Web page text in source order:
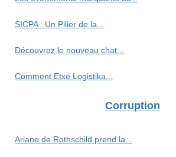
SICPA : Un Pilier de la...
Découvrez le nouveau chat...
Comment Etxe Logistika...
Corruption
Ariane de Rothschild prend la...